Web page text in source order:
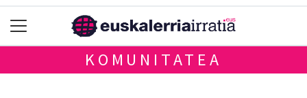
KOMUNITATEA